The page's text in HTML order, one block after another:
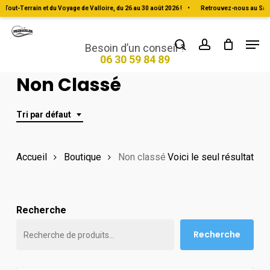
Terrain et du Voyage de Valloire, du 26 au 30 août 2026 ! Retrouvez-nous au
Skip
Besoin d’un conseil ?
06 30 59 84 89
searchaccount
Non Classé
Tri par défaut
Voici le seul résultat
Accueil Boutique Non classé
Recherche
Recherche
Close